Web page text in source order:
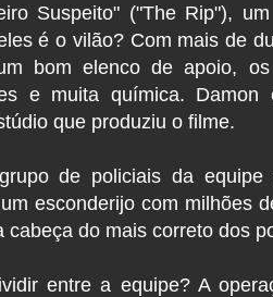
Suspeito" ("The Rip"),
é o vilão? Com mais de
bom elenco de apoio,
e muita química.
que produziu o filme.
de policiais da equipe
esconderijo com milhões
do mais correto dos
entre a equipe? A